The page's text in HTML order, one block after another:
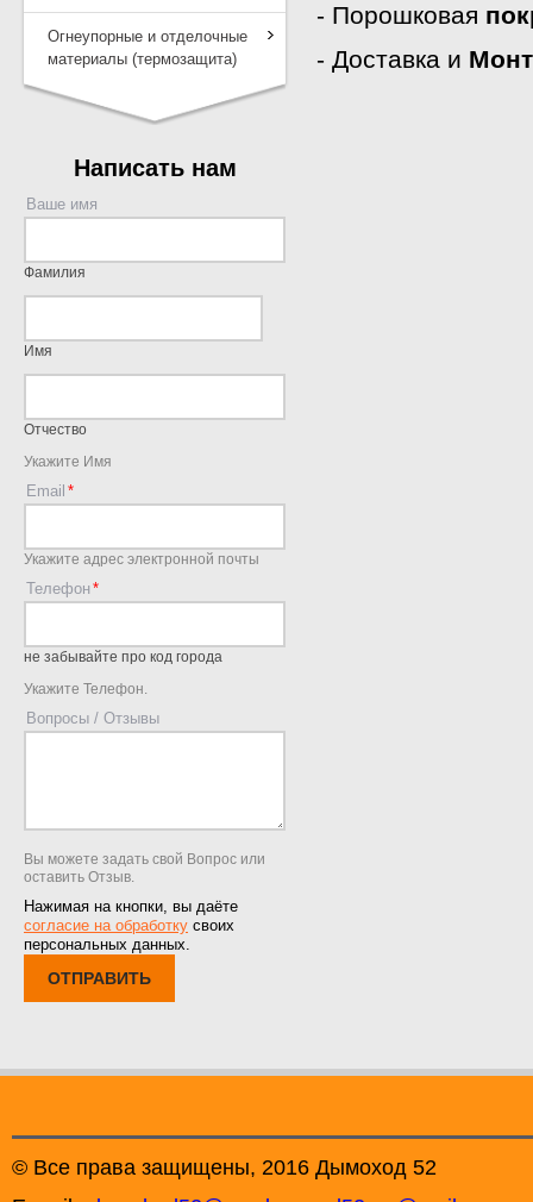
Огнеупорные и отделочные
материалы (термозащита)
Написать нам
Ваше имя
Фамилия
Имя
Отчество
Укажите Имя
Email
Укажите адрес электронной почты
Телефон
не забывайте про код города
Укажите Телефон.
Вопросы / Отзывы
Вы можете задать свой Вопрос или
оставить Отзыв.
Нажимая на кнопки, вы даёте
согласие на обработку своих
персональных данных.
ОТПРАВИТЬ
- Порошковая
- Доставка и
© Все права защищены, 2016 Дымоход